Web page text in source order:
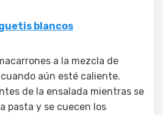
blancos
a la mezcla de
aún esté caliente.
de la ensalada mientras se
pasta y se cuecen los